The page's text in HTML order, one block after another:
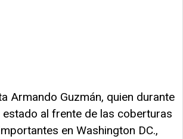
Armando Guzmán, quien durante
al frente de las coberturas
en Washington DC.,